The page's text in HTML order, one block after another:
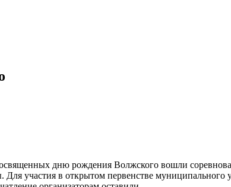
дню рождения Волжского вошли
участия в открытом первенстве